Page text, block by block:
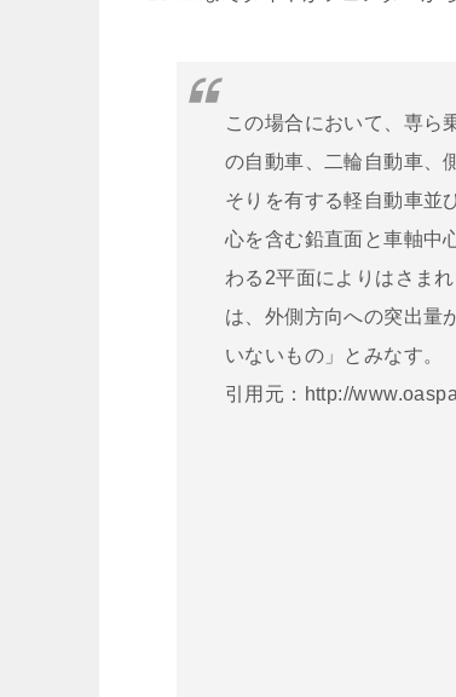
この場合において、専ら
の自動車、二輪自動車、
そりを有する軽自動車並
心を含む鉛直面と車軸中
わる2平面によりはさま
は、外側方向への突出量
いないもの」とみなす。
引用元：http://